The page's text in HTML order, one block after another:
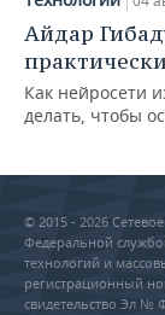
Айдар
Как нейросети
делать, чтобы
© 2015 - 2026
Федеральной
технологий и
регистрационный
свидетельство Эл №